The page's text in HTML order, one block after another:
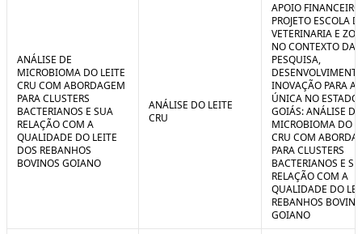
ANÁLISE DE
MICROBIOMA DO LEITE
CRU COM ABORDAGEM
PARA CLUSTERS
BACTERIANOS E SUA
RELAÇÃO COM A
QUALIDADE DO LEITE
DOS REBANHOS
BOVINOS GOIANO
ANÁLISE DO LEITE
CRU
APOIO
PROJETO ESCOLA
VETERINARIA E
NO CONTEXTO DA
PESQUISA,
INOVAÇÃO PARA A
ÚNICA NO ESTADO
GOIÁS: ANÁLISE DE
MICROBIOMA DO
CRU COM
PARA CLUSTERS
BACTERIANOS E
RELAÇÃO COM A
QUALIDADE DO
REBANHOS
GOIANO